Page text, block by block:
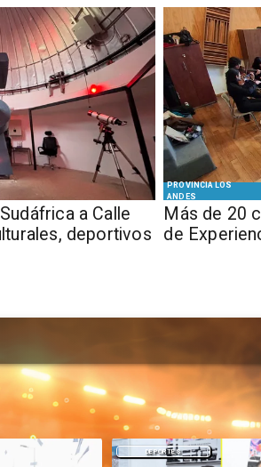
a Calle
deportivos
PROVINCIA LOS
ANDES
Más de 20
de
DEPORTES